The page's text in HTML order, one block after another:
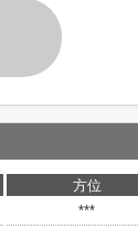
方位
***